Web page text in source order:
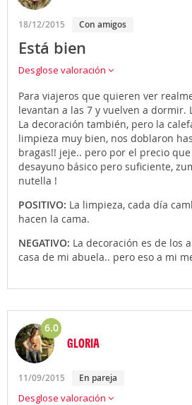
18/12/2015 Con amigos
Está bien
Desglose valoración
Para viajeros que quieren ver
levantan a las 7 y vuelven a dormir.
La decoración también, pero la
limpieza muy bien, nos doblaron
bragas!! jeje.. pero por el precio
desayuno básico pero suficiente,
nutella !
POSITIVO: La limpieza, cada día
hacen la cama.
NEGATIVO: La decoración es de los
casa de mi abuela.. pero eso a mi
6.0
GLORIA
11/09/2015 En pareja
Desglose valoración